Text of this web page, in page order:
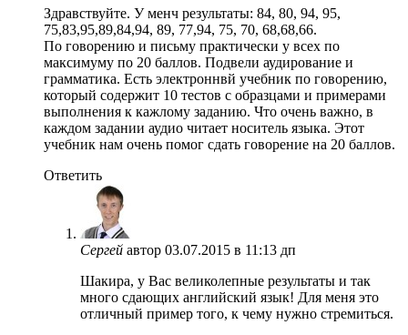
Здравствуйте. У менч результаты: 84, 80, 94, 95,
75,83,95,89,84,94, 89, 77,94, 75, 70, 68,68,66.
По говорению и письму практически у всех по
максимуму по 20 баллов. Подвели аудирование и
грамматика. Есть электроннвй учебник по говорению,
который содержит 10 тестов с образцами и примерами
выполнения к кажлому заданию. Что очень важно, в
каждом задании аудио читает носитель языка. Этот
учебник нам очень помог сдать говорение на 20 баллов.
Ответить
Сергей автор 03.07.2015 в 11:13 дп
Шакира, у Вас великолепные результаты и так
много сдающих английский язык! Для меня это
отличный пример того, к чему нужно стремиться.